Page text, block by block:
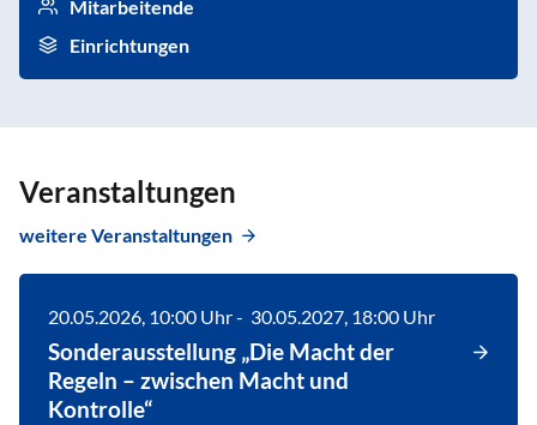
Mitarbeitende
Einrichtungen
Veranstaltungen
weitere Veranstaltungen
20.05.2026, 10:00 Uhr- 30.05.2027, 18:00 Uhr
Sonderausstellung „Die Macht der
Regeln – zwischen Macht und
Kontrolle“